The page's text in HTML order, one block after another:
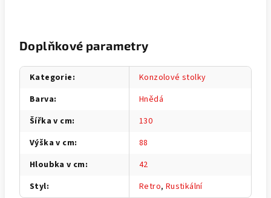
Doplňkové parametry
Kategorie:
Konzolové stolky
Barva:
Hnědá
Šířka v cm:
130
Výška v cm:
88
Hloubka v cm:
42
Styl: Retro, Rustikální